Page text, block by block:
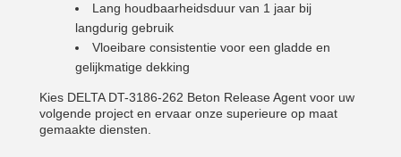
Lang houdbaarheidsduur van 1 jaar bij
langdurig gebruik
Vloeibare consistentie voor een gladde en
gelijkmatige dekking
Kies DELTA DT-3186-262 Beton Release Agent voor uw
volgende project en ervaar onze superieure op maat
gemaakte diensten.